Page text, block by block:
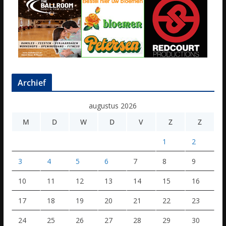
Archief
augustus 2026
M
D W D V Z Z
1 2
3 4 5 6 7 8 9
10 11 12 13 14 15 16
17 18 19 20 21 22 23
24 25 26 27 28 29 30